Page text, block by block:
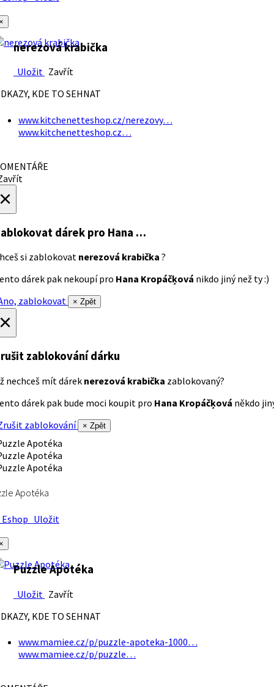
nerezová krabička
Uložit Zavřít
KDE TO SEHNAT
www.kitchenetteshop.cz/nerezovy…
www.kitchenetteshop.cz…
dárek pro Hana …
si zablokovat nerezová krabička ?
dárek pak nekoupí pro Hana Kropáčķová nikdo jiný než ty :)
zablokovat
× Zpět
zablokování dárku
nechceš mít dárek nerezová krabička zablokovaný?
dárek pak bude moci koupit pro Hana Kropáčķová někdo
zablokování
× Zpět
Apotéka
Uložit
Puzzle Apotéka
Uložit Zavřít
KDE TO SEHNAT
www.mamiee.cz/p/puzzle-apoteka-1000…
www.mamiee.cz/p/puzzle…